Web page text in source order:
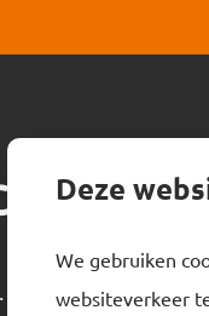
Deze
We gebruiken
websiteverkeer
Over ons